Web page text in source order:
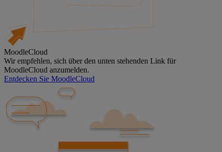
MoodleCloud
Wir empfehlen, sich über den unten stehenden Link für
MoodleCloud anzumelden.
Entdecken Sie MoodleCloud